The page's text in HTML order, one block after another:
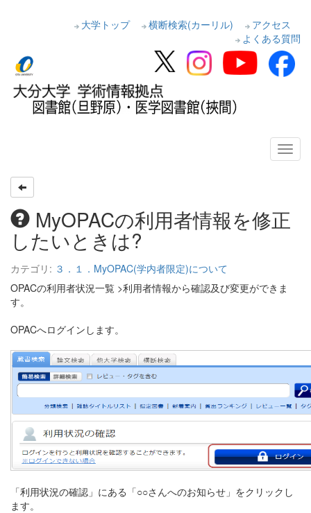
大学トップ 横断検索(カーリル)
アクセス
よくある質問
MyOPACの利用者情報を修正
したいときは?
カテゴリ: ３．１．MyOPAC(学内者限定)について
OPACの利用者状況一覧 >利用者情報から確認及び変更ができま
す。
OPACへログインします。
「利用状況の確認」にある「○○さんへのお知らせ」をクリックし
ます。